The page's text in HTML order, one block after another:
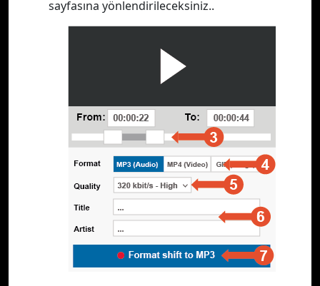
sayfasına yönlendirileceksiniz..